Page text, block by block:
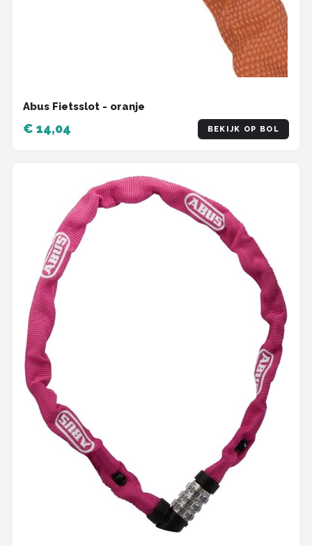
Abus Fietsslot - oranje
€ 14,04 BEKIJK OP BOL